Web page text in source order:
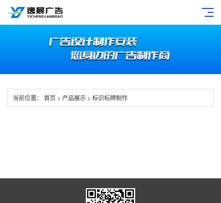
当前位置： 首页 > 产品展示 > 标识标牌制作